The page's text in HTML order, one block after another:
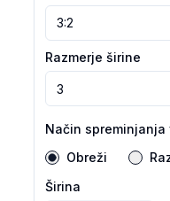
3:2
Razmerje širine
Način spreminjanja
Obreži
Širina